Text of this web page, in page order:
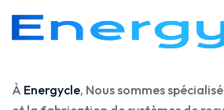
À Energycle, Nous sommes